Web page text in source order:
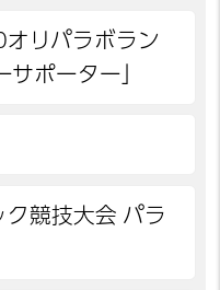
リパラボラン
サポーター」
競技大会 パラ